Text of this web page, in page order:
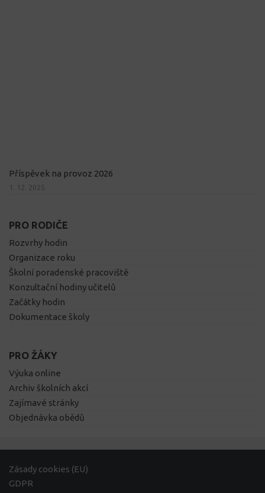
Příspěvek na provoz 2026
1. 12. 2025
PRO RODIČE
Rozvrhy hodin
Organizace roku
Školní poradenské pracoviště
Konzultační hodiny učitelů
Začátky hodin
Dokumentace školy
PRO ŽÁKY
Výuka online
Archiv školních akcí
Zajímavé stránky
Objednávka obědů
Zásady cookies (EU)
GDPR